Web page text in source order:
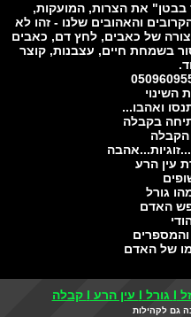
את הצרות, המועקות,
והאהובים שלנו - זהו לא
של כאבים, לחץ דם, כאבים
חיים, עצבנות, קוצר
ואהבו...
בקבלה
הרע
גורל
האדם
של האדם
לקהילות